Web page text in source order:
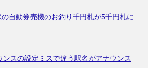
自動券売機のお釣り千円札が5千円札に
スの設定ミスで違う駅名がアナウンス